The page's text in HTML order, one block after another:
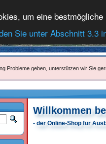
um eine
Sie unter Abschnitt 3.3
Probleme geben, unterstützen wir Sie
Willkommen
- der Online-Shop für